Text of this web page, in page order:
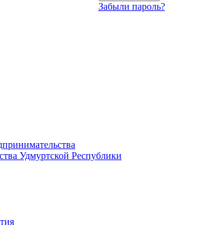
Забыли пароль?
Удмуртской Республики